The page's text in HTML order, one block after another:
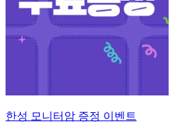
한성 모니터암 증정 이벤트